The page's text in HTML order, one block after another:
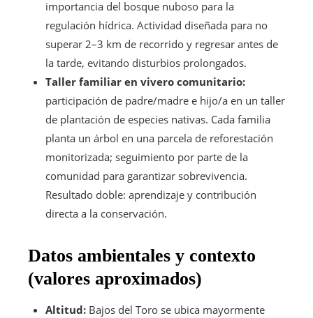
importancia del bosque nuboso para la
regulación hídrica. Actividad diseñada para no
superar 2–3 km de recorrido y regresar antes de
la tarde, evitando disturbios prolongados.
Taller familiar en vivero comunitario:
participación de padre/madre e hijo/a en un taller
de plantación de especies nativas. Cada familia
planta un árbol en una parcela de reforestación
monitorizada; seguimiento por parte de la
comunidad para garantizar sobrevivencia.
Resultado doble: aprendizaje y contribución
directa a la conservación.
Datos ambientales y contexto
(valores aproximados)
Altitud: Bajos del Toro se ubica mayormente